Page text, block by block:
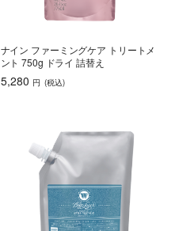
ナイン ファーミングケア トリートメ
ント 750g ドライ 詰替え
5,280 円 (税込)